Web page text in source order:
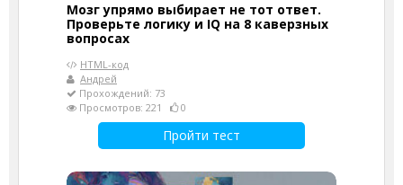
Мозг упрямо выбирает не тот ответ.
Проверьте логику и IQ на 8 каверзных
вопросах
HTML-код
Андрей
Прохождений: 73
Просмотров: 221
0
Пройти тест